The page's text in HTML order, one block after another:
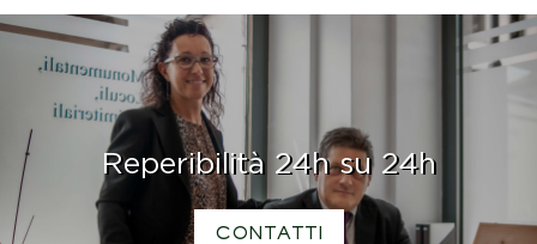
Reperibilità 24h su 24h
CONTATTI